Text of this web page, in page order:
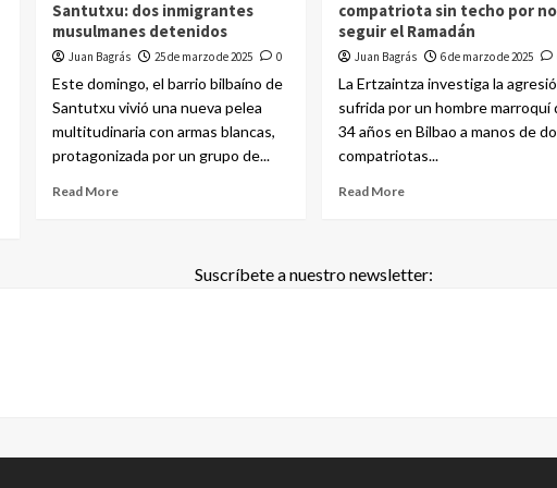
Santutxu: dos inmigrantes
musulmanes detenidos
Juan Bagrás 25 de marzo de 2025 0
Este domingo, el barrio bilbaíno de
Santutxu vivió una nueva pelea
multitudinaria con armas blancas,
protagonizada por un grupo de...
Read More
compatriota sin techo por no
seguir el Ramadán
Juan Bagrás 6 de marzo de 2025
La Ertzaintza investiga la
sufrida por un hombre marroquí
34 años en Bilbao a manos de
compatriotas...
Read More
Suscríbete a nuestro newsletter: